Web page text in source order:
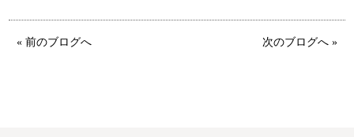
« 前のブログへ 次のブログへ »